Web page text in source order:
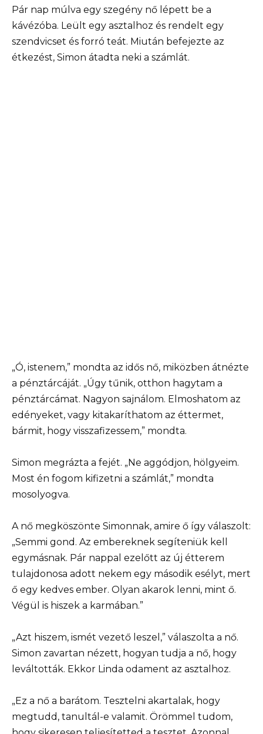
Pár nap múlva egy szegény nő lépett be a
kávézóba. Leült egy asztalhoz és rendelt egy
szendvicset és forró teát. Miután befejezte az
étkezést, Simon átadta neki a számlát.
„Ó, istenem,” mondta az idős nő, miközben átnézte
a pénztárcáját. „Úgy tűnik, otthon hagytam a
pénztárcámat. Nagyon sajnálom. Elmoshatom az
edényeket, vagy kitakaríthatom az éttermet,
bármit, hogy visszafizessem,” mondta.
Simon megrázta a fejét. „Ne aggódjon, hölgyeim.
Most én fogom kifizetni a számlát,” mondta
mosolyogva.
A nő megköszönte Simonnak, amire ő így válaszolt:
„Semmi gond. Az embereknek segíteniük kell
egymásnak. Pár nappal ezelőtt az új étterem
tulajdonosa adott nekem egy második esélyt, mert
ő egy kedves ember. Olyan akarok lenni, mint ő.
Végül is hiszek a karmában.”
„Azt hiszem, ismét vezető leszel,” válaszolta a nő.
Simon zavartan nézett, hogyan tudja a nő, hogy
leváltották. Ekkor Linda odament az asztalhoz.
„Ez a nő a barátom. Tesztelni akartalak, hogy
megtudd, tanultál-e valamit. Örömmel tudom,